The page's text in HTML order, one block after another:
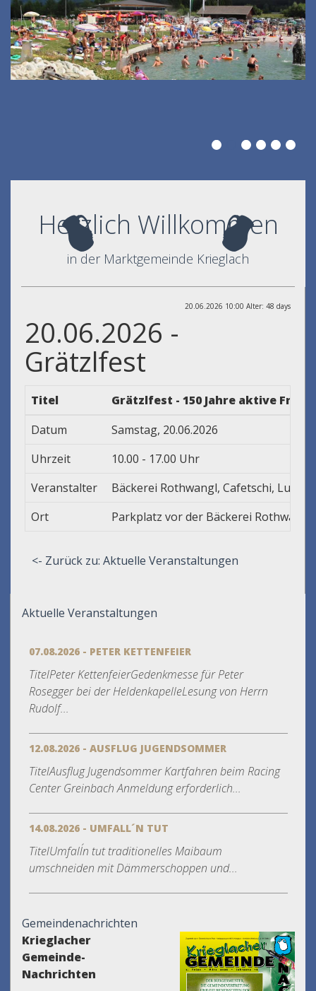
Herzlich Willkommen
in der Marktgemeinde Krieglach
20.06.2026 10:00 Alter: 48 days
20.06.2026 -
Grätzlfest
Titel
Grätzlfest - 150 Jahre aktive
Datum
Samstag, 20.06.2026
Uhrzeit
10.00 - 17.00 Uhr
Veranstalter
Bäckerei Rothwangl, Cafetschi,
Ort
Parkplatz vor der Bäckerei Rothwangl
<- Zurück zu: Aktuelle Veranstaltungen
Aktuelle Veranstaltungen
07.08.2026 - PETER KETTENFEIER
TitelPeter KettenfeierGedenkmesse für Peter
Rosegger bei der HeldenkapelleLesung von Herrn
Rudolf...
12.08.2026 - AUSFLUG JUGENDSOMMER
TitelAusflug Jugendsommer Kartfahren beim Racing
Center Greinbach Anmeldung erforderlich...
14.08.2026 - UMFALL´N TUT
TitelUmfall´n tut traditionelles Maibaum
umschneiden mit Dämmerschoppen und...
Gemeindenachrichten
Krieglacher
Gemeinde-
Nachrichten